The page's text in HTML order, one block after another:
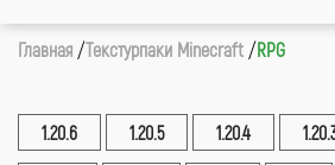
Главная Текстурпаки Minecraft RPG
1.20.6 1.20.5 1.20.4